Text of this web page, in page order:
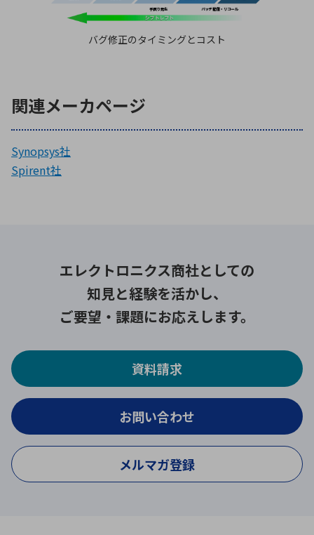
バグ修正のタイミングとコスト
関連メーカページ
Synopsys社
Spirent社
エレクトロニクス商社としての
知見と経験を活かし、
ご要望・課題にお応えします。
資料請求
お問い合わせ
メルマガ登録